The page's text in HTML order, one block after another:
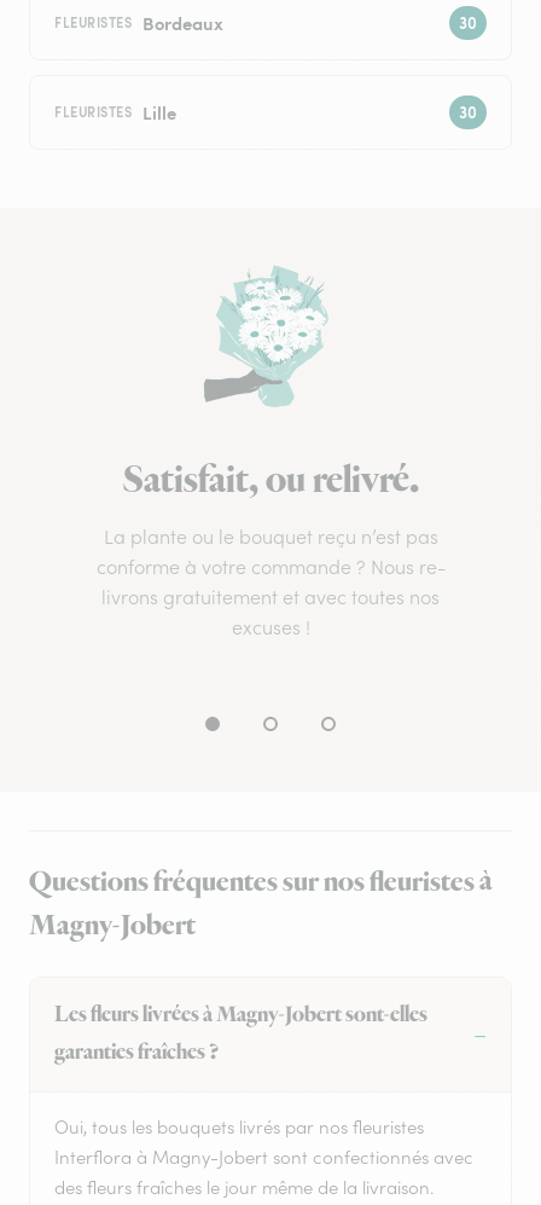
FLEURISTES Bordeaux
FLEURISTES Lille
Satisfait, ou relivré.
La plante ou le bouquet reçu n’est pas
conforme à votre commande ? Nous re-
livrons gratuitement et avec toutes nos
excuses !
Questions fréquentes sur nos fleuristes à
Magny-Jobert
Les fleurs livrées à Magny-Jobert sont-elles
garanties fraîches ?
Oui, tous les bouquets livrés par nos fleuristes
Interflora à Magny-Jobert sont confectionnés avec
des fleurs fraîches le jour même de la livraison.